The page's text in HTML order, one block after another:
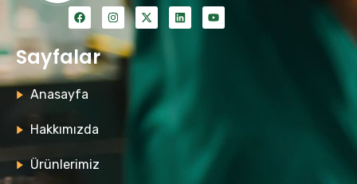
Sayfalar
Anasayfa
Hakkımızda
Ürünlerimiz